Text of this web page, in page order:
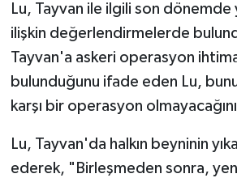
Lu, Tayvan ile ilgili son dönemde
ilişkin değerlendirmelerde
Tayvan'a askeri operasyon
bulunduğunu ifade eden Lu,
karşı bir operasyon
Lu, Tayvan'da halkın beyninin
ederek, "Birleşmeden sonra,